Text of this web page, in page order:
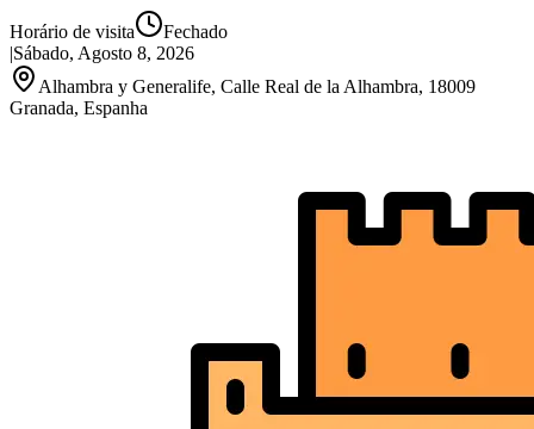
Horário de visita
Fechado
|Sábado, Agosto 8, 2026
Alhambra y Generalife, Calle Real de la Alhambra, 18009
Granada, Espanha